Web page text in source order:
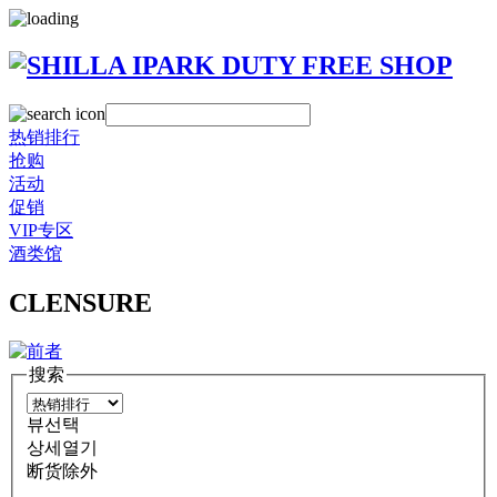
热销排行
抢购
活动
促销
VIP专区
酒类馆
CLENSURE
搜索
뷰선택
상세열기
断货除外